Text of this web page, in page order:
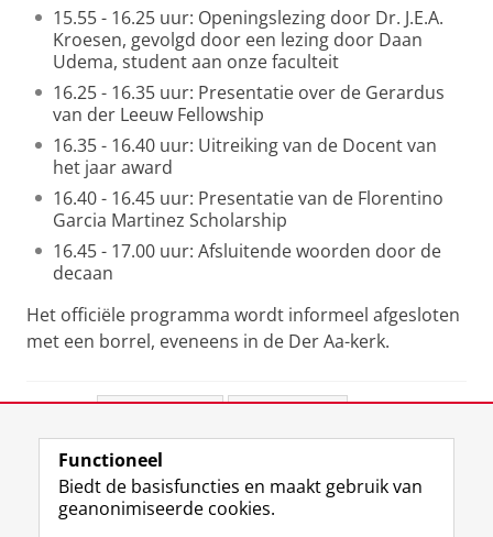
15.55 - 16.25 uur: Openingslezing door Dr. J.E.A.
Kroesen, gevolgd door een lezing door Daan
Udema, student aan onze faculteit
16.25 - 16.35 uur: Presentatie over de Gerardus
van der Leeuw Fellowship
16.35 - 16.40 uur: Uitreiking van de Docent van
het jaar award
16.40 - 16.45 uur: Presentatie van de Florentino
Garcia Martinez Scholarship
16.45 - 17.00 uur: Afsluitende woorden door de
decaan
Het officiële programma wordt informeel afgesloten
met een borrel, eveneens in de Der Aa-kerk.
View this page in:English
Functioneel
Biedt de basisfuncties en maakt gebruik van
geanonimiseerde cookies.